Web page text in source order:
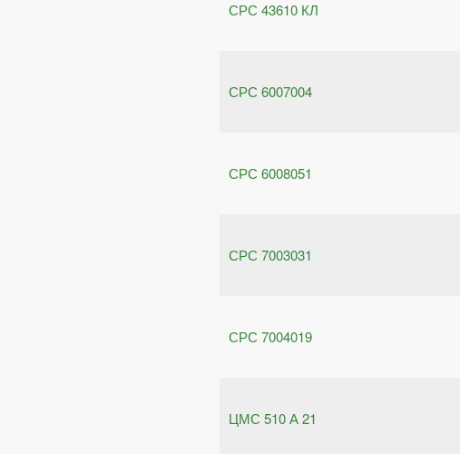
СРС 43610 КЛ
СРС 6007004
СРС 6008051
СРС 7003031
СРС 7004019
ЦМС 510 А 21